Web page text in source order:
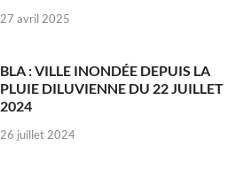
27 avril 2025
BLA : VILLE INONDÉE DEPUIS LA
PLUIE DILUVIENNE DU 22 JUILLET
2024
26 juillet 2024